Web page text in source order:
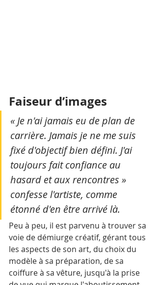
Faiseur d’images
« Je n'ai jamais eu de plan de
carrière. Jamais je ne me suis
fixé d'objectif bien défini. J'ai
toujours fait confiance au
hasard et aux rencontres »
confesse l'artiste, comme
étonné d'en être arrivé là.
Peu à peu, il est parvenu à trouver sa
voie de démiurge créatif, gérant tous
les aspects de son art, du choix du
modèle à sa préparation, de sa
coiffure à sa vêture, jusqu'à la prise